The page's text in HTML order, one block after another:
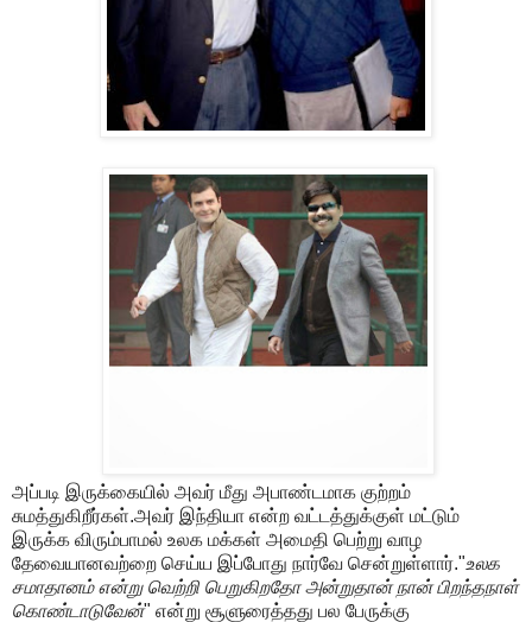
அப்படி இருக்கையில் அவர் மீது அபாண்டமாக குற்றம்
சுமத்துகிறீர்கள்.அவர் இந்தியா என்ற வட்டத்துக்குள் மட்டும்
இருக்க விரும்பாமல் உலக மக்கள் அமைதி பெற்று வாழ
தேவையானவற்றை செய்ய இப்போது நார்வே சென்றுள்ளார்."உலக
சமாதானம் என்று வெற்றி பெறுகிறதோ அன்றுதான் நான் பிறந்தநாள்
கொண்டாடுவேன்" என்று சூளுரைத்தது பல பேருக்கு